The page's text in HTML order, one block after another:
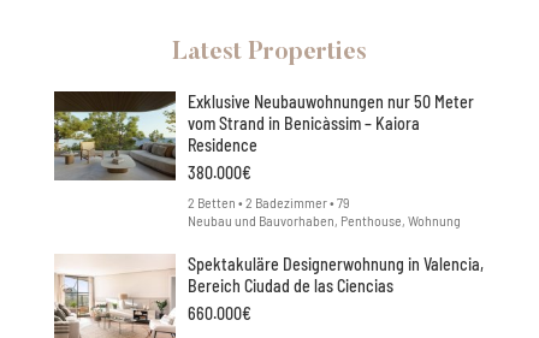
Latest Properties
Exklusive Neubauwohnungen nur 50 Meter
vom Strand in Benicàssim – Kaiora
Residence
380.000€
2 Betten • 2 Badezimmer • 79
Neubau und Bauvorhaben, Penthouse, Wohnung
Spektakuläre Designerwohnung in Valencia,
Bereich Ciudad de las Ciencias
660.000€